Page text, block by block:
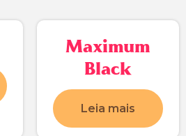
Maximum
Black
Leia mais